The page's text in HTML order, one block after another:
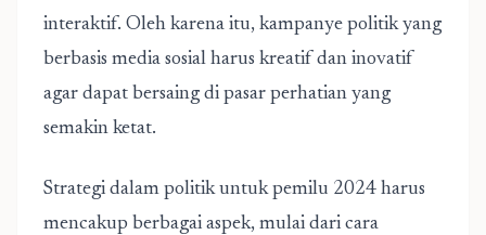
interaktif. Oleh karena itu, kampanye politik yang
berbasis media sosial harus kreatif dan inovatif
agar dapat bersaing di pasar perhatian yang
semakin ketat.
Strategi dalam politik untuk pemilu 2024 harus
mencakup berbagai aspek, mulai dari cara